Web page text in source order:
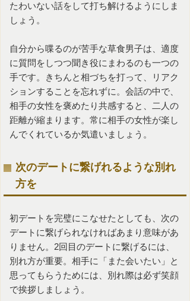
たわいない話をして打ち解けるようにしま
しょう。
自分から喋るのが苦手な草食男子は、適度
に質問をしつつ聞き役にまわるのも一つの
手です。きちんと相づちを打って、リアク
ションすることを忘れずに。会話の中で、
相手の女性を褒めたり共感すると、二人の
距離が縮まります。常に相手の女性が楽し
んでくれているか気遣いましょう。
次のデートに繋げれるような別れ
方を
初デートを完璧にこなせたとしても、次の
デートに繋げられなければあまり意味があ
りません。2回目のデートに繋げるには、
別れ方が重要。相手に「また会いたい」と
思ってもらうためには、別れ際は必ず笑顔
で挨拶しましょう。